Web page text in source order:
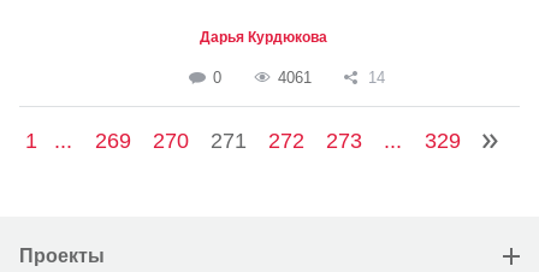
Дарья Курдюкова
0 4061 14
1 ... 269 270 271 272 273 ... 329
Проекты